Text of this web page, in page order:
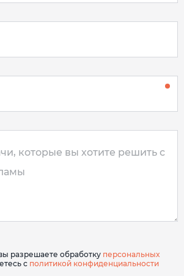
разрешаете обработку персональных
с политикой конфиденциальности